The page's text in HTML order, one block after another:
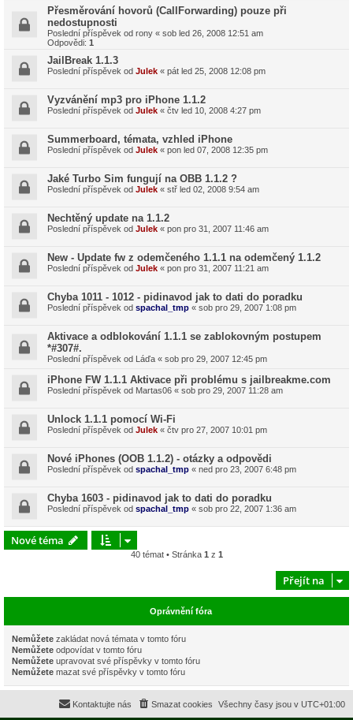
Přesměrování hovorů (CallForwarding) pouze při
nedostupnosti
Poslední příspěvek od rony « sob led 26, 2008 12:51 am
Odpovědi: 1
JailBreak 1.1.3
Poslední příspěvek od Julek « pát led 25, 2008 12:08 pm
Vyzvánění mp3 pro iPhone 1.1.2
Poslední příspěvek od Julek « čtv led 10, 2008 4:27 pm
Summerboard, témata, vzhled iPhone
Poslední příspěvek od Julek « pon led 07, 2008 12:35 pm
Jaké Turbo Sim fungují na OBB 1.1.2 ?
Poslední příspěvek od Julek « stř led 02, 2008 9:54 am
Nechtěný update na 1.1.2
Poslední příspěvek od Julek « pon pro 31, 2007 11:46 am
New - Update fw z odemčeného 1.1.1 na odemčený 1.1.2
Poslední příspěvek od Julek « pon pro 31, 2007 11:21 am
Chyba 1011 - 1012 - pidinavod jak to dati do poradku
Poslední příspěvek od spachal_tmp « sob pro 29, 2007 1:08 pm
Aktivace a odblokování 1.1.1 se zablokovným postupem
*#307#.
Poslední příspěvek od Láďa « sob pro 29, 2007 12:45 pm
iPhone FW 1.1.1 Aktivace při problému s jailbreakme.com
Poslední příspěvek od Martas06 « sob pro 29, 2007 11:28 am
Unlock 1.1.1 pomocí Wi-Fi
Poslední příspěvek od Julek « čtv pro 27, 2007 10:01 pm
Nové iPhones (OOB 1.1.2) - otázky a odpovědi
Poslední příspěvek od spachal_tmp « ned pro 23, 2007 6:48 pm
Chyba 1603 - pidinavod jak to dati do poradku
Poslední příspěvek od spachal_tmp « sob pro 22, 2007 1:36 am
Nové téma
40 témat • Stránka 1 z 1
Přejít na
Oprávnění fóra
Nemůžete zakládat nová témata v tomto fóru
Nemůžete odpovídat v tomto fóru
Nemůžete upravovat své příspěvky v tomto fóru
Nemůžete mazat své příspěvky v tomto fóru
Všechny časy jsou v UTC+01:00
Smazat cookies
Kontaktujte nás